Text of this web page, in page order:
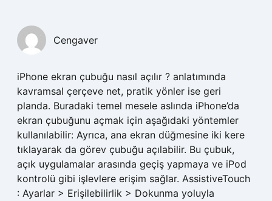
Cengaver
iPhone ekran çubuğu nasıl açılır ? anlatımında
kavramsal çerçeve net, pratik yönler ise geri
planda. Buradaki temel mesele aslında iPhone’da
ekran çubuğunu açmak için aşağıdaki yöntemler
kullanılabilir: Ayrıca, ana ekran düğmesine iki kere
tıklayarak da görev çubuğu açılabilir. Bu çubuk,
açık uygulamalar arasında geçiş yapmaya ve iPod
kontrolü gibi işlevlere erişim sağlar. AssistiveTouch
: Ayarlar > Erişilebilirlik > Dokunma yoluyla